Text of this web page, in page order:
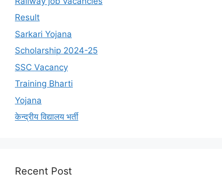
Result
Sarkari Yojana
Scholarship 2024-25
SSC Vacancy
Training Bharti
Yojana
केन्द्रीय विद्यालय भर्ती
Recent Post